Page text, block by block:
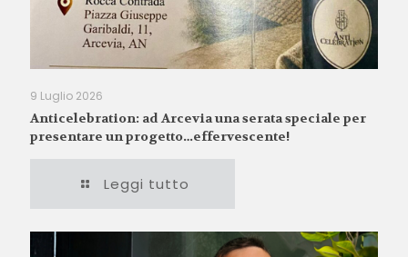
9 Luglio 2026
Anticelebration: ad Arcevia una serata speciale per
presentare un progetto…effervescente!
Leggi tutto